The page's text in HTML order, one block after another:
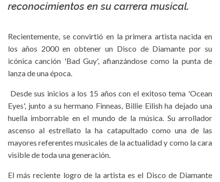
reconocimientos en su carrera musical.
Recientemente, se convirtió en la primera artista nacida en
los años 2000 en obtener un Disco de Diamante por su
icónica canción 'Bad Guy', afianzándose como la punta de
lanza de una época.
Desde sus inicios a los 15 años con el exitoso tema 'Ocean
Eyes', junto a su hermano Finneas, Billie Eilish ha dejado una
huella imborrable en el mundo de la música. Su arrollador
ascenso al estrellato la ha catapultado como una de las
mayores referentes musicales de la actualidad y como la cara
visible de toda una generación.
El más reciente logro de la artista es el Disco de Diamante